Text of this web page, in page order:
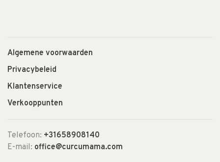
Algemene voorwaarden
Privacybeleid
Klantenservice
Verkooppunten
Telefoon: +31658908140
E-mail: office@curcumama.com